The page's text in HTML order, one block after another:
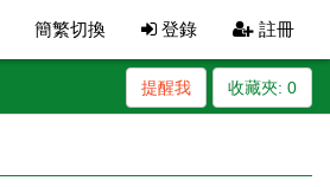
簡繁切換 登錄 註冊
收藏夾: 0
提醒我